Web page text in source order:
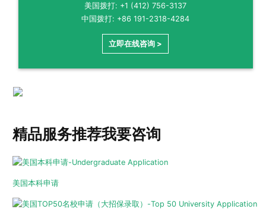
美国拨打: +1 (412) 756-3137
中国拨打: +86 191-2318-4284
立即在线咨询 >
精品服务推荐我要咨询
美国本科申请